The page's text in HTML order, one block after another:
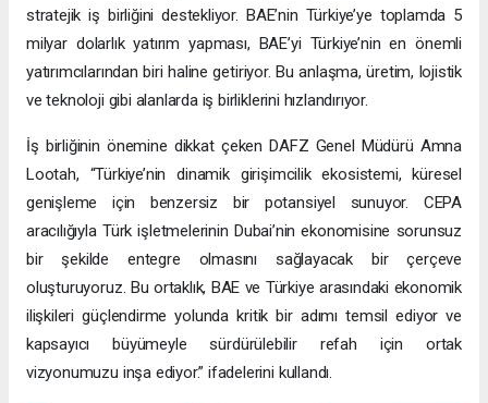
stratejik iş birliğini destekliyor. BAE’nin Türkiye’ye toplamda 5
milyar dolarlık yatırım yapması, BAE’yi Türkiye’nin en önemli
yatırımcılarından biri haline getiriyor. Bu anlaşma, üretim, lojistik
ve teknoloji gibi alanlarda iş birliklerini hızlandırıyor.
İş birliğinin önemine dikkat çeken DAFZ Genel Müdürü Amna
Lootah, “Türkiye’nin dinamik girişimcilik ekosistemi, küresel
genişleme için benzersiz bir potansiyel sunuyor. CEPA
aracılığıyla Türk işletmelerinin Dubai’nin ekonomisine sorunsuz
bir şekilde entegre olmasını sağlayacak bir çerçeve
oluşturuyoruz. Bu ortaklık, BAE ve Türkiye arasındaki ekonomik
ilişkileri güçlendirme yolunda kritik bir adımı temsil ediyor ve
kapsayıcı büyümeyle sürdürülebilir refah için ortak
vizyonumuzu inşa ediyor.” ifadelerini kullandı.